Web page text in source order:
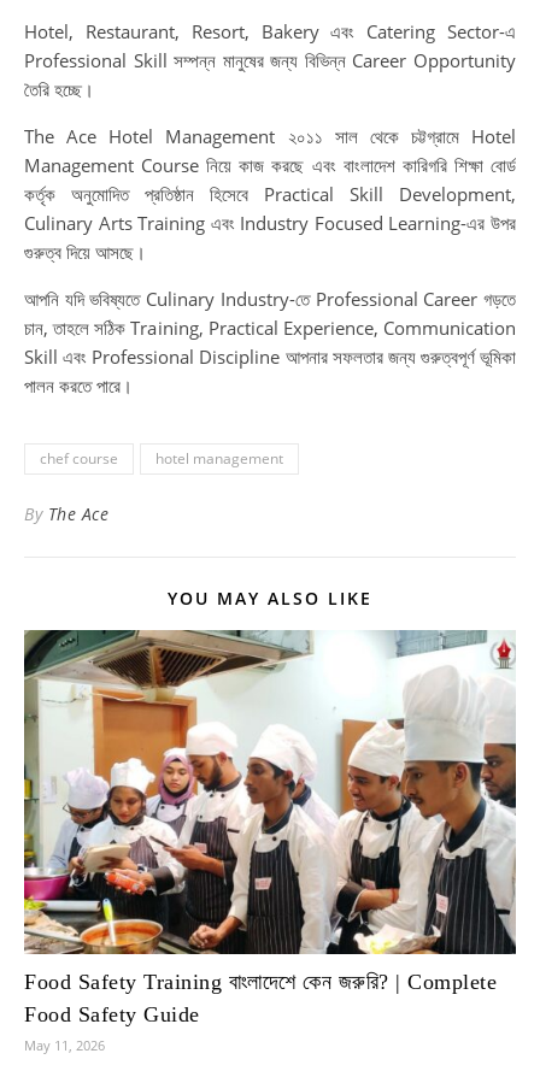
Hotel, Restaurant, Resort, Bakery এবং Catering Sector-এ
Professional Skill সম্পন্ন মানুষের জন্য বিভিন্ন Career Opportunity
তৈরি হচ্ছে।
The Ace Hotel Management ২০১১ সাল থেকে চট্টগ্রামে Hotel
Management Course নিয়ে কাজ করছে এবং বাংলাদেশ কারিগরি শিক্ষা বোর্ড
কর্তৃক অনুমোদিত প্রতিষ্ঠান হিসেবে Practical Skill Development,
Culinary Arts Training এবং Industry Focused Learning-এর উপর
গুরুত্ব দিয়ে আসছে।
আপনি যদি ভবিষ্যতে Culinary Industry-তে Professional Career গড়তে
চান, তাহলে সঠিক Training, Practical Experience, Communication
Skill এবং Professional Discipline আপনার সফলতার জন্য গুরুত্বপূর্ণ ভূমিকা
পালন করতে পারে।
chef course hotel management
By The Ace
YOU MAY ALSO LIKE
Food Safety Training বাংলাদেশে কেন জরুরি? | Complete
Food Safety Guide
May 11, 2026